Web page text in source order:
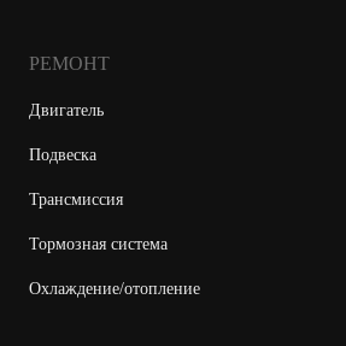
РЕМОНТ
Двигатель
Подвеска
Трансмиссия
Тормозная система
Охлаждение/отопление